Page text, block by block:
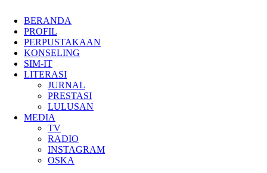
BERANDA
PROFIL
PERPUSTAKAAN
KONSELING
SIM-IT
LITERASI
JURNAL
PRESTASI
LULUSAN
MEDIA
TV
RADIO
INSTAGRAM
OSKA